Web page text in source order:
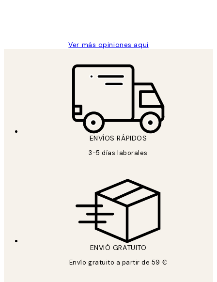
Ver más opiniones aquí
ENVÍOS RÁPIDOS
3-5 días laborales
ENVIÓ GRATUITO
Envío gratuito a partir de 59 €